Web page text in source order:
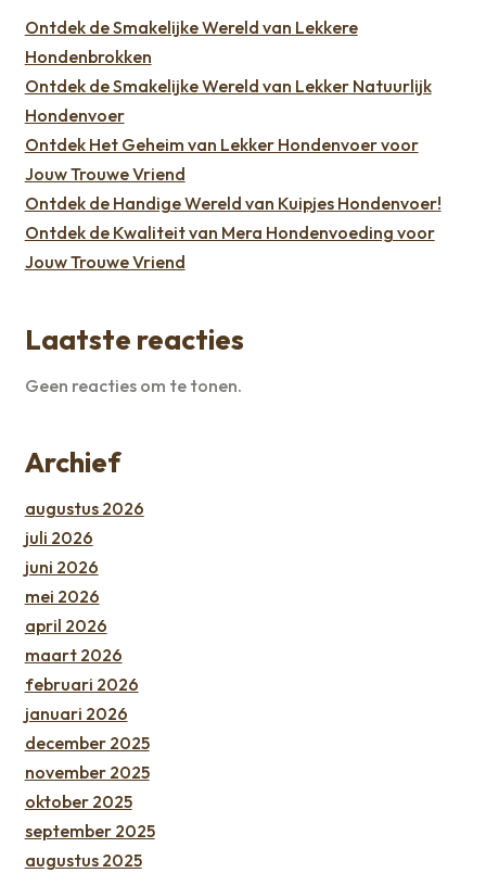
Ontdek de Smakelijke Wereld van Lekkere
Hondenbrokken
Ontdek de Smakelijke Wereld van Lekker Natuurlijk
Hondenvoer
Ontdek Het Geheim van Lekker Hondenvoer voor
Jouw Trouwe Vriend
Ontdek de Handige Wereld van Kuipjes Hondenvoer!
Ontdek de Kwaliteit van Mera Hondenvoeding voor
Jouw Trouwe Vriend
Laatste reacties
Geen reacties om te tonen.
Archief
augustus 2026
juli 2026
juni 2026
mei 2026
april 2026
maart 2026
februari 2026
januari 2026
december 2025
november 2025
oktober 2025
september 2025
augustus 2025